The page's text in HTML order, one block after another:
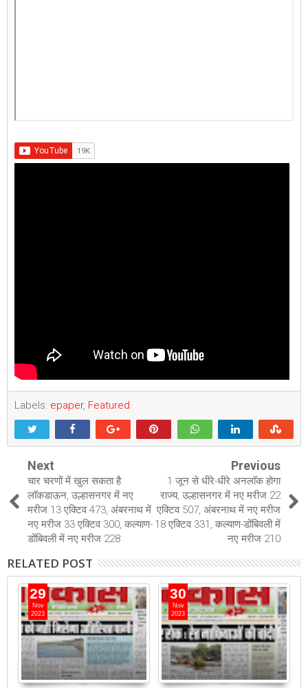
Labels: epaper, Featured
Next
चार चरणों में खुल सकता है
लाॅकडाऊन, उल्हासनगर में नए
मरीज 13 एक्टिव 473, अंबरनाथ में
नए मरीज 33 एक्टिव 300, कल्याण-
डोंबिवली में नए मरीज 228
Previous
1 जून से धीरे-धीरे अनलाॅक होगा
राज्य, उल्हासनगर में नए मरीज 22
एक्टिव 507, अंबरनाथ में नए मरीज
18 एक्टिव 331, कल्याण-डोंबिवली में
नए मरीज 210
RELATED POST
29
Nov
2023
30
Nov
2023